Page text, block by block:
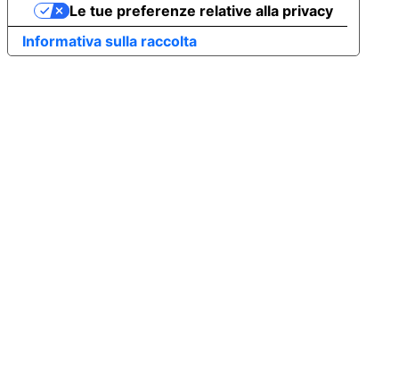
Informativa sulla raccolta
Le tue preferenze relative alla privacy